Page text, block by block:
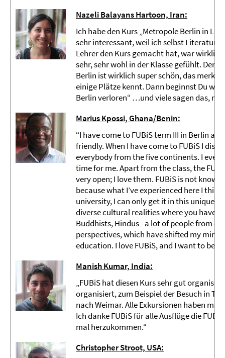
Nazeli Balayans Hartoon, Iran:
Ich habe den Kurs „Metropole Berlin in
sehr interessant, weil ich selbst Literatur
Lehrer den Kurs gemacht hat, war
sehr, sehr wohl in der Klasse gefühlt. Der
Berlin ist wirklich super schön, das merkt
einige Plätze kennt. Dann beginnst Du
Berlin verloren“ …und viele sagen das,
Marius Kpossi, Ghana/Benin:
“I have come to FUBiS term III in Berlin
friendly. When I have come to FUBiS I
everybody from the five continents. I
time for me. Apart from the class, the
very open; I love them. FUBiS is not
because what I’ve experienced here I
university, I can only get it in this unique
diverse cultural realities where you have
Buddhists, Hindus - a lot of people from
perspectives, which have shifted my
education. I love FUBiS, and I want to be
Manish Kumar, India:
„FUBiS hat diesen Kurs sehr gut
organisiert, zum Beispiel der Besuch in
nach Weimar. Alle Exkursionen haben
Ich danke FUBiS für alle Ausflüge die
mal herzukommen.“
Christopher Stroot, USA: